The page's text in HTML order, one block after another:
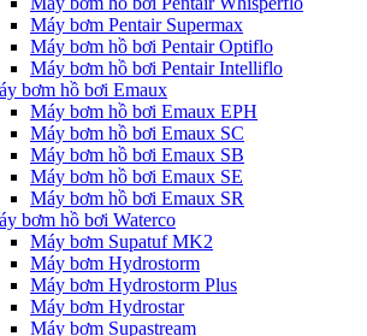
Máy bơm Pentair Supermax
Máy bơm hồ bơi Pentair Optiflo
Máy bơm hồ bơi Pentair Intelliflo
bơm hồ bơi Emaux
Máy bơm hồ bơi Emaux EPH
Máy bơm hồ bơi Emaux SC
Máy bơm hồ bơi Emaux SB
Máy bơm hồ bơi Emaux SE
Máy bơm hồ bơi Emaux SR
bơm hồ bơi Waterco
Máy bơm Supatuf MK2
Máy bơm Hydrostorm
Máy bơm Hydrostorm Plus
Máy bơm Hydrostar
Máy bơm Supastream